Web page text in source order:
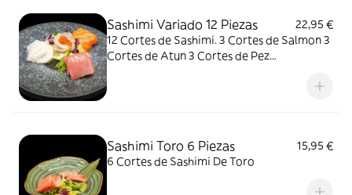
Sashimi Variado 12 Piezas
22,95 €
12 Cortes de Sashimi. 3 Cortes de Salmon 3
Cortes de Atun 3 Cortes de Pez
Sashimi Toro 6 Piezas
15,95 €
6 Cortes de Sashimi De Toro